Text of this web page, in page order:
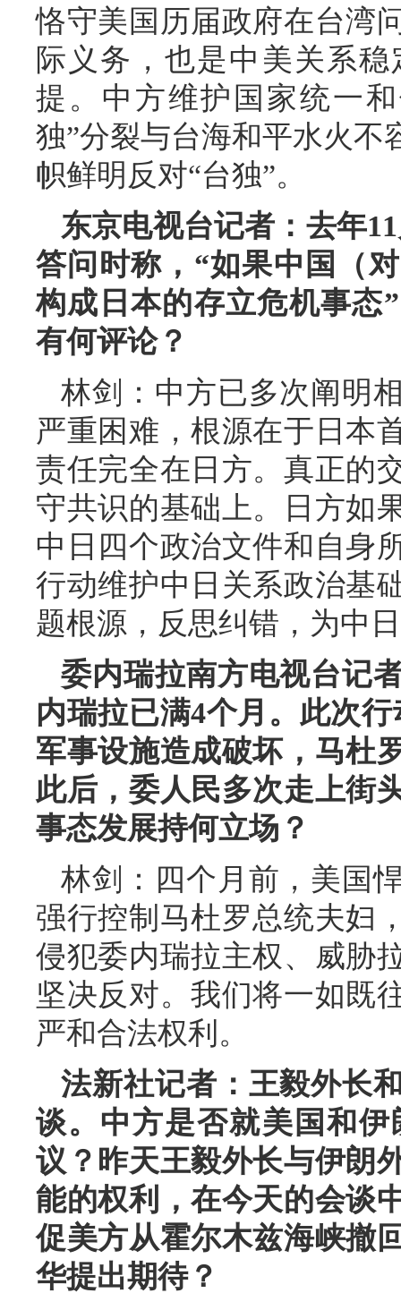
恪守美国历届政府在台湾
际义务，也是中美关系
提。中方维护国家统一
独”分裂与台海和平水火不
帜鲜明反对“台独”。
东京电视台记者：去年
答问时称，“如果中国（
构成日本的存立危机事态
有何评论？
林剑：中方已多次阐明
严重困难，根源在于日本
责任完全在日方。真正的
守共识的基础上。日方如
中日四个政治文件和自身
行动维护中日关系政治基
题根源，反思纠错，为中
委内瑞拉南方电视台记
内瑞拉已满4个月。此次
军事设施造成破坏，马杜
此后，委人民多次走上街
事态发展持何立场？
林剑：四个月前，美国
强行控制马杜罗总统夫妇
侵犯委内瑞拉主权、威胁
坚决反对。我们将一如既
严和合法权利。
法新社记者：王毅外长
谈。中方是否就美国和
议？昨天王毅外长与伊朗
能的权利，在今天的会谈
促美方从霍尔木兹海峡撤
华提出期待？